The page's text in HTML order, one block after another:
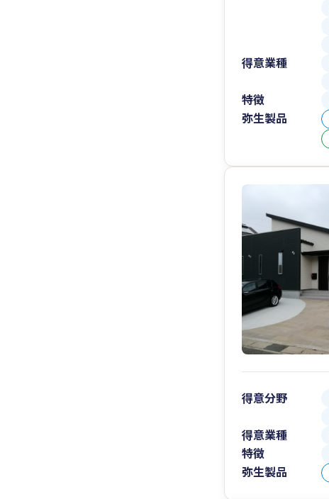
得意業種
特徴
弥生製品
得意分野
得意業種
特徴
弥生製品